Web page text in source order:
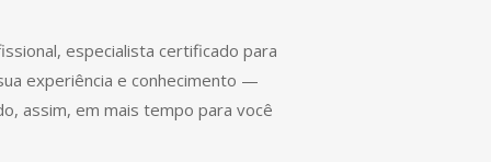
especialista certificado para
experiência e conhecimento —
assim, em mais tempo para você